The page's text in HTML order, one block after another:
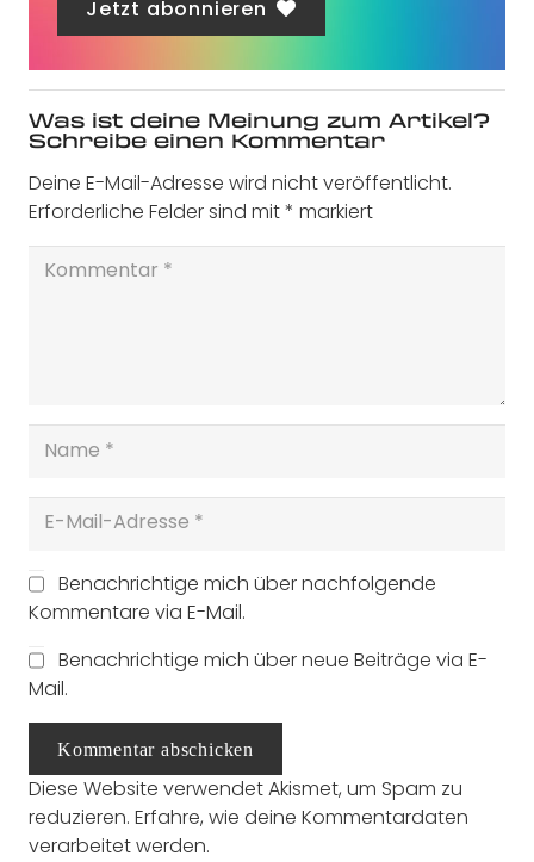
Jetzt abonnieren
Was ist deine Meinung zum Artikel?
Schreibe einen Kommentar
Deine E-Mail-Adresse wird nicht veröffentlicht.
Erforderliche Felder sind mit* markiert
Benachrichtige mich über nachfolgende
Kommentare via E-Mail.
Benachrichtige mich über neue Beiträge via E-
Mail.
Kommentar abschicken
Diese Website verwendet Akismet, um Spam zu
reduzieren. Erfahre, wie deine Kommentardaten
verarbeitet werden.